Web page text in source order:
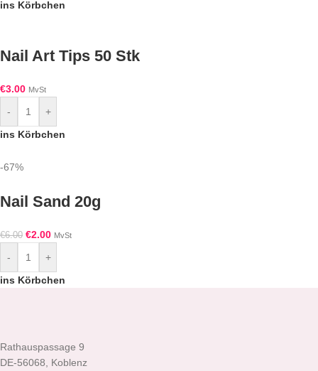
ins Körbchen
Nail Art Tips 50 Stk
€3.00 MvSt
-
+
ins Körbchen
-67%
Nail Sand 20g
€6.00 €2.00 MvSt
-
+
ins Körbchen
Rathauspassage 9
DE-56068, Koblenz